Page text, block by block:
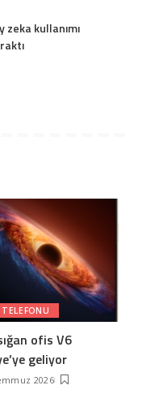
kullanımı
TELEFONU
ofis V6
geliyor
2026